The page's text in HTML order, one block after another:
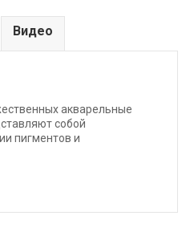
Видео
акварельные
собой
пигментов и
клея – натурального
силой пигмента,